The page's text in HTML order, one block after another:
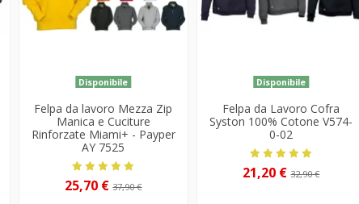
Disponibile
Felpa da lavoro Mezza Zip
Manica e Cuciture
Rinforzate Miami+ - Payper
AY 7525
25,70 €37,90 €
Disponibile
Felpa da Lavoro Cofra
Syston 100% Cotone V574-
0-02
21,20 €32,90 €